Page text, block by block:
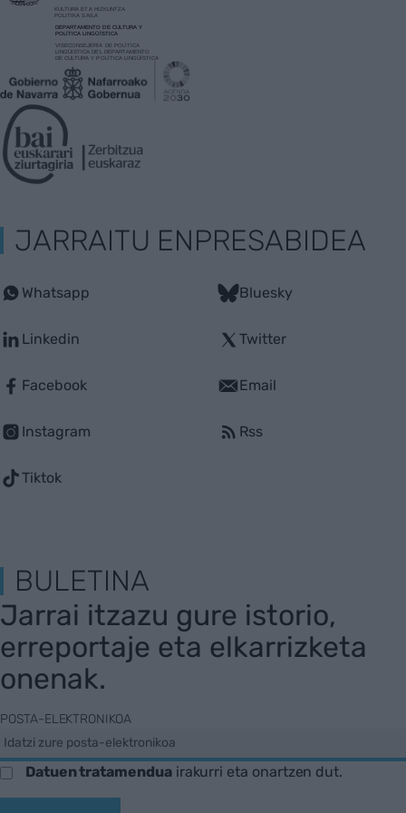
JARRAITU ENPRESABIDEA
Whatsapp
Linkedin
Facebook
Instagram
Tiktok
Bluesky
Twitter
Email
Rss
BULETINA
Jarrai itzazu gure istorio,
erreportaje eta elkarrizketa
onenak.
POSTA-ELEKTRONIKOA
Datuen tratamenduairakurri eta onartzen dut.